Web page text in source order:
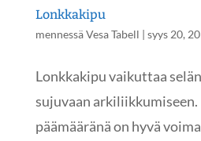
Lonkkakipu
mennessäVesa Tabell | syys 20,
Lonkkakipu vaikuttaa
sujuvaan
päämääränä on hyvä